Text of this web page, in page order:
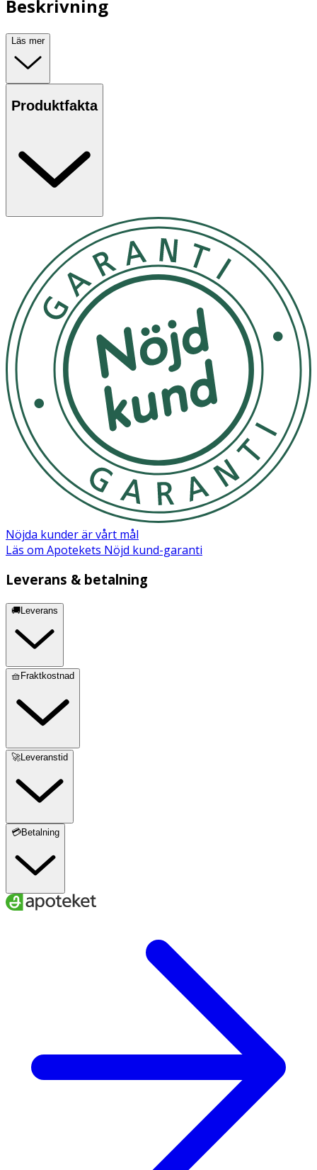
Beskrivning
Läs mer
Produktfakta
Nöjda kunder är vårt mål
Läs om Apotekets Nöjd kund-garanti
Leverans & betalning
🚚Leverans
🧺Fraktkostnad
🚀Leveranstid
💳Betalning